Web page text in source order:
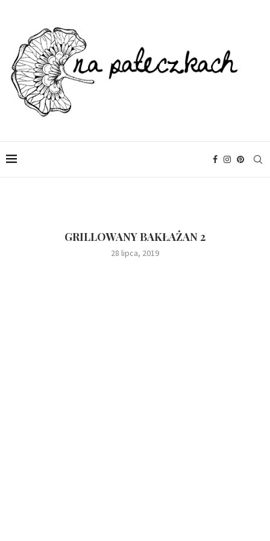
GRILLOWANY BAKŁAŻAN 2
28 lipca, 2019